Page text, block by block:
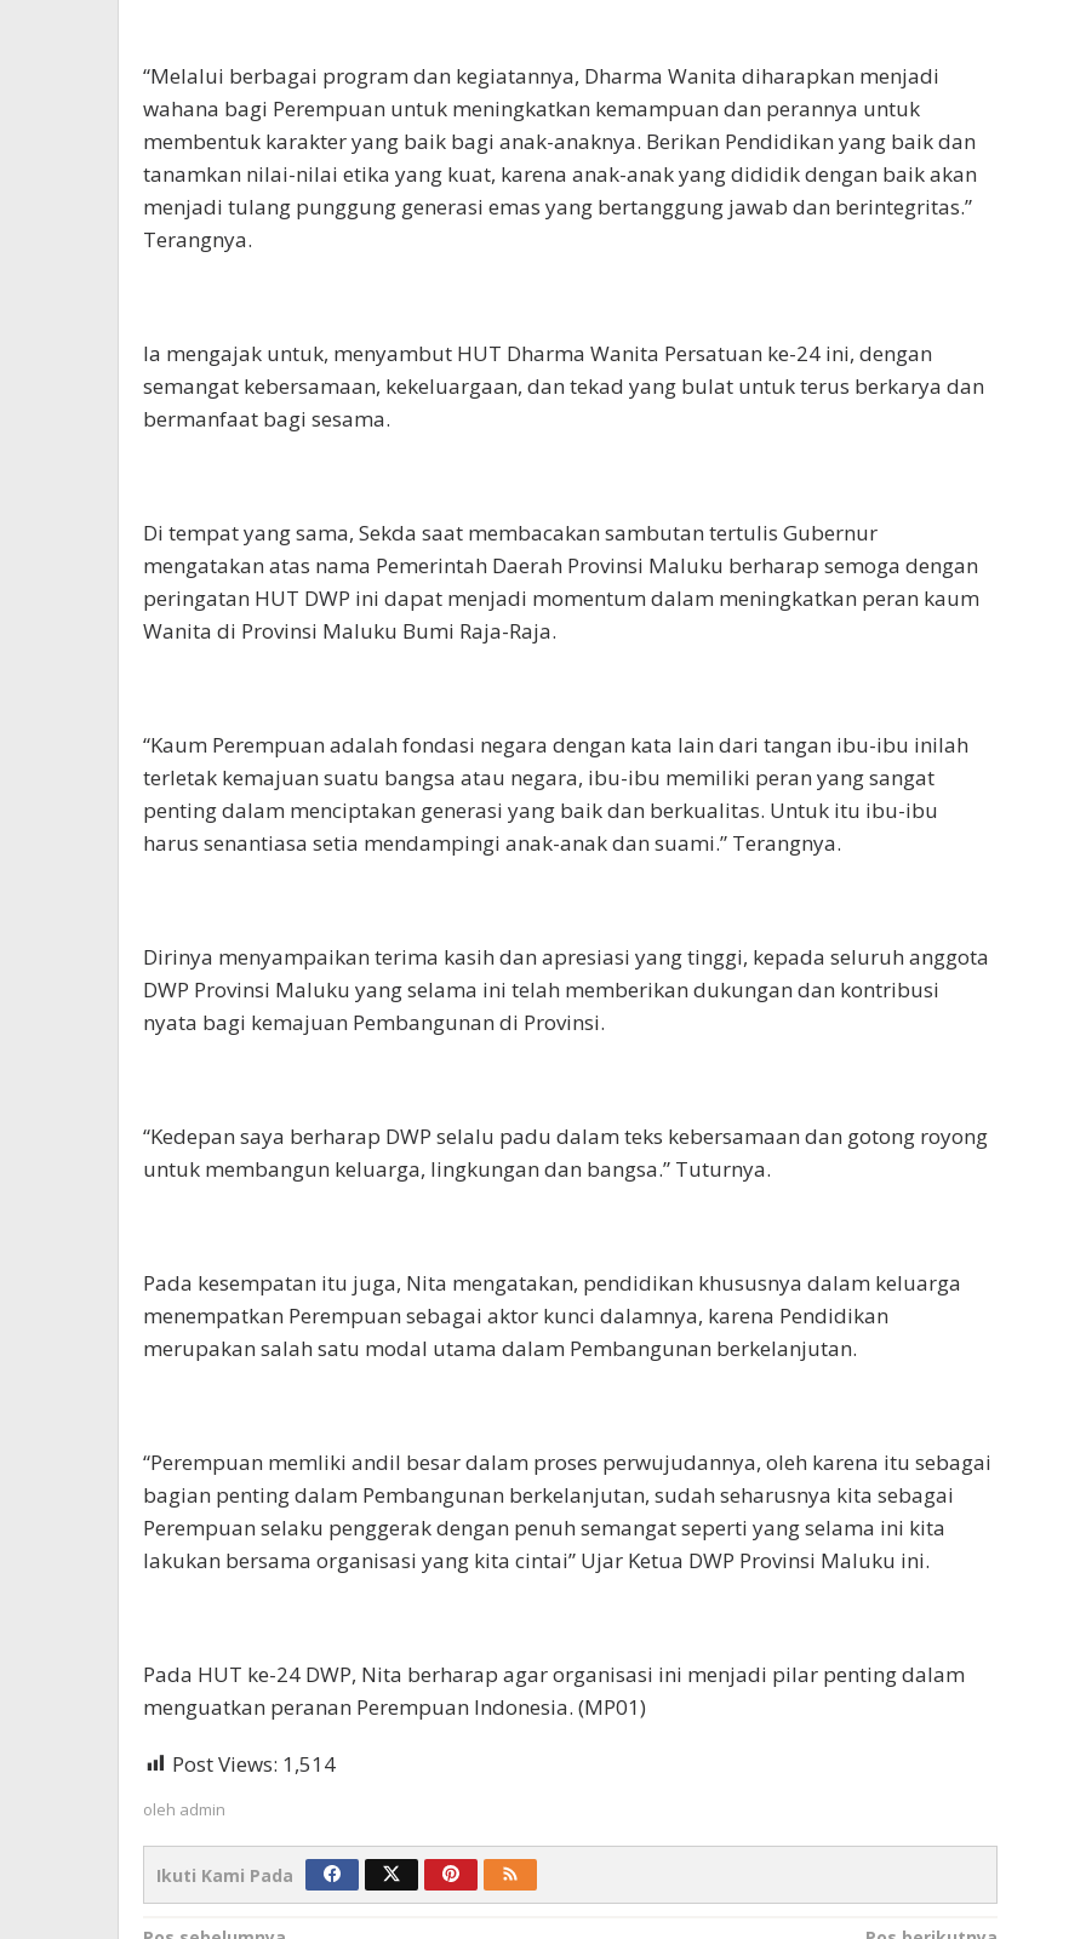
“Melalui berbagai program dan kegiatannya, Dharma Wanita diharapkan menjadi
wahana bagi Perempuan untuk meningkatkan kemampuan dan perannya untuk
membentuk karakter yang baik bagi anak-anaknya. Berikan Pendidikan yang baik dan
tanamkan nilai-nilai etika yang kuat, karena anak-anak yang dididik dengan baik akan
menjadi tulang punggung generasi emas yang bertanggung jawab dan berintegritas.”
Terangnya.
Ia mengajak untuk, menyambut HUT Dharma Wanita Persatuan ke-24 ini, dengan
semangat kebersamaan, kekeluargaan, dan tekad yang bulat untuk terus berkarya dan
bermanfaat bagi sesama.
Di tempat yang sama, Sekda saat membacakan sambutan tertulis Gubernur
mengatakan atas nama Pemerintah Daerah Provinsi Maluku berharap semoga dengan
peringatan HUT DWP ini dapat menjadi momentum dalam meningkatkan peran kaum
Wanita di Provinsi Maluku Bumi Raja-Raja.
“Kaum Perempuan adalah fondasi negara dengan kata lain dari tangan ibu-ibu inilah
terletak kemajuan suatu bangsa atau negara, ibu-ibu memiliki peran yang sangat
penting dalam menciptakan generasi yang baik dan berkualitas. Untuk itu ibu-ibu
harus senantiasa setia mendampingi anak-anak dan suami.” Terangnya.
Dirinya menyampaikan terima kasih dan apresiasi yang tinggi, kepada seluruh anggota
DWP Provinsi Maluku yang selama ini telah memberikan dukungan dan kontribusi
nyata bagi kemajuan Pembangunan di Provinsi.
“Kedepan saya berharap DWP selalu padu dalam teks kebersamaan dan gotong royong
untuk membangun keluarga, lingkungan dan bangsa.” Tuturnya.
Pada kesempatan itu juga, Nita mengatakan, pendidikan khususnya dalam keluarga
menempatkan Perempuan sebagai aktor kunci dalamnya, karena Pendidikan
merupakan salah satu modal utama dalam Pembangunan berkelanjutan.
“Perempuan memliki andil besar dalam proses perwujudannya, oleh karena itu sebagai
bagian penting dalam Pembangunan berkelanjutan, sudah seharusnya kita sebagai
Perempuan selaku penggerak dengan penuh semangat seperti yang selama ini kita
lakukan bersama organisasi yang kita cintai” Ujar Ketua DWP Provinsi Maluku ini.
Pada HUT ke-24 DWP, Nita berharap agar organisasi ini menjadi pilar penting dalam
menguatkan peranan Perempuan Indonesia. (MP01)
Post Views: 1,514
oleh admin
Ikuti Kami Pada